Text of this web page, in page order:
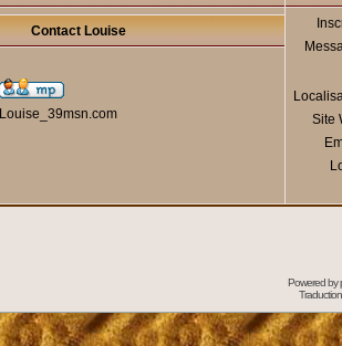
Site
Contact Louise
Louise_39msn.com
Powered by